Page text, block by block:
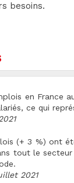
besoins.
en France
ce qui
(+ 3 %) ont
tout le secteur
2021